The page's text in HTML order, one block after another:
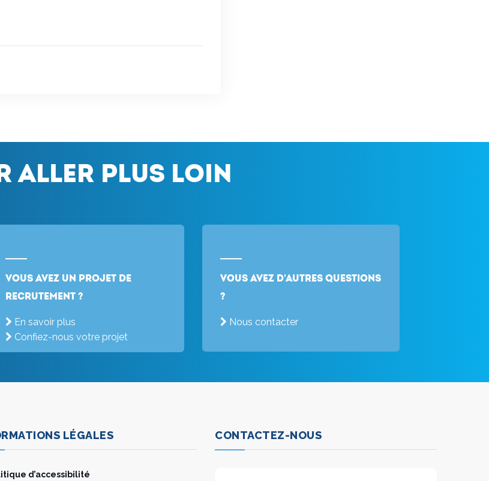
aller plus loin
Vous avez un projet de
recrutement ?
En savoir plus
Confiez-nous votre projet
Vous avez d'autres questions
?
Nous contacter
LÉGALES
d’accessibilité
CONTACTEZ-NOUS